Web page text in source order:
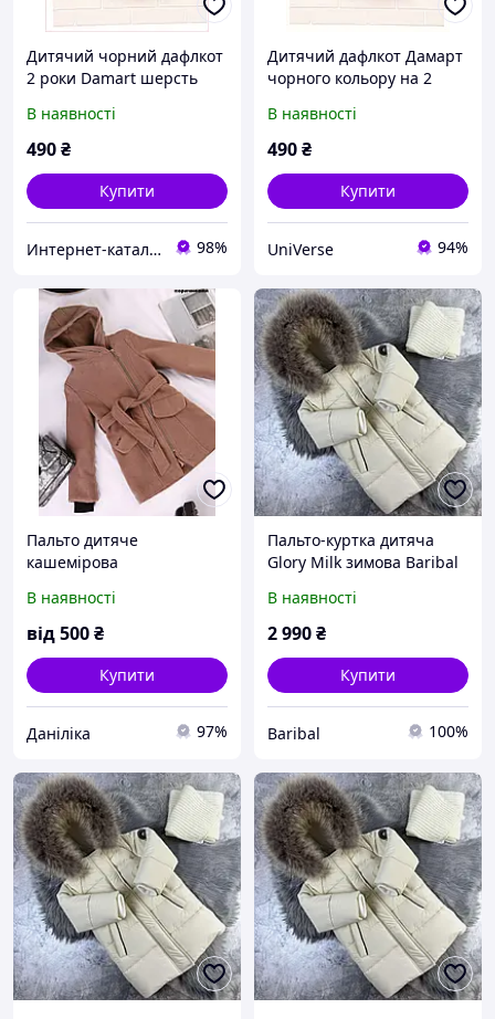
Дитячий чорний дафлкот
2 роки Damart шерсть
В наявності
490₴
Купити
Интер​нет-ка​та​лог с​ки​​док "ZAKAZ!K" 98%
Дитячий дафлкот Дамарт
чорного кольору на 2
В наявності
490₴
Купити
UniVerse 94%
Пальто дитяче
кашемірова
В наявності
від500₴
Купити
Даніліка 97%
Пальто-куртка дитяча
Glory Milk зимова Baribal
В наявності
2 990₴
Купити
Baribal 100%